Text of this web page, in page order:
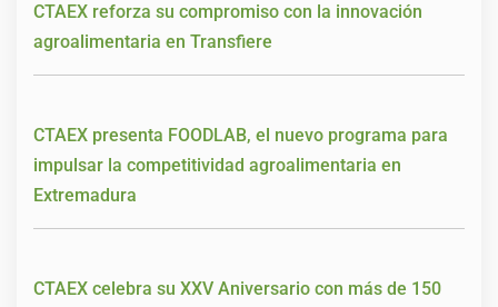
CTAEX reforza su compromiso con la innovación
agroalimentaria en Transfiere
CTAEX presenta FOODLAB, el nuevo programa para
impulsar la competitividad agroalimentaria en
Extremadura
CTAEX celebra su XXV Aniversario con más de 150